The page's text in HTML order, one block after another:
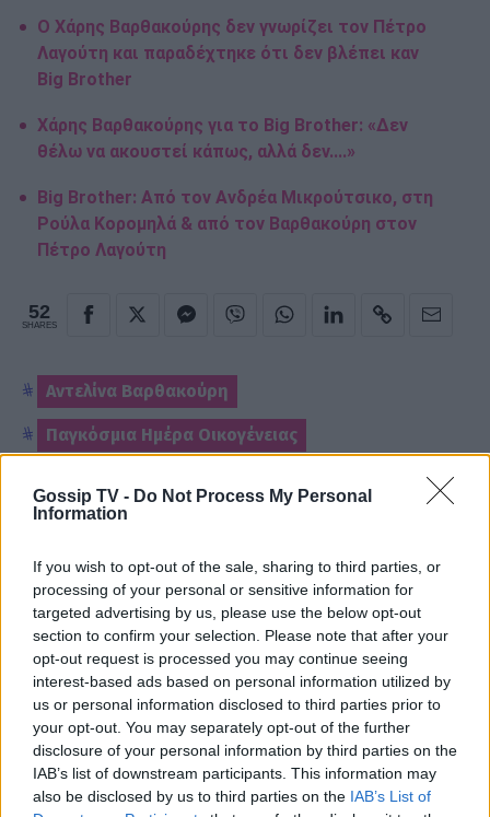
Gossip TV - Do Not Process My Personal
Information
If you wish to opt-out of the sale, sharing to third parties, or
processing of your personal or sensitive information for
targeted advertising by us, please use the below opt-out
section to confirm your selection. Please note that after your
opt-out request is processed you may continue seeing
interest-based ads based on personal information utilized by
us or personal information disclosed to third parties prior to
your opt-out. You may separately opt-out of the further
disclosure of your personal information by third parties on the
IAB’s list of downstream participants. This information may
also be disclosed by us to third parties on the IAB’s List of
Ο Χάρης Βαρθακούρης δεν γνωρίζει τον Πέτρο
Λαγούτη και παραδέχτηκε ότι δεν βλέπει καν
Big Brother
Χάρης Βαρθακούρης για το Big Brother: «Δεν
θέλω να ακουστεί κάπως, αλλά δεν....»
Big Brother: Από τον Ανδρέα Μικρούτσικο, στη
Ρούλα Κορομηλά & από τον Βαρθακούρη στον
Πέτρο Λαγούτη
52
SHARES
Αντελίνα Βαρθακούρη
Παγκόσμια Ημέρα Οικογένειας
ΡΟΗ ΕΙΔΗΣΕΩΝ
MEDIA
Φόνοι στο Καμπαναριό: Μένη
Κωνσταντινίδου, Λυδία Τζανουδάκη
και Άννη Θεοχάρη επιστρέφουν